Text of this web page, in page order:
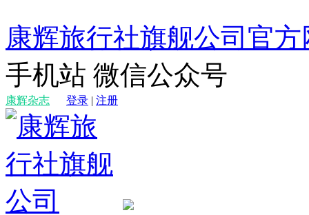
康辉旅行社旗舰公司官方
手机站 微信公众号
康辉杂志 登录 | 注册